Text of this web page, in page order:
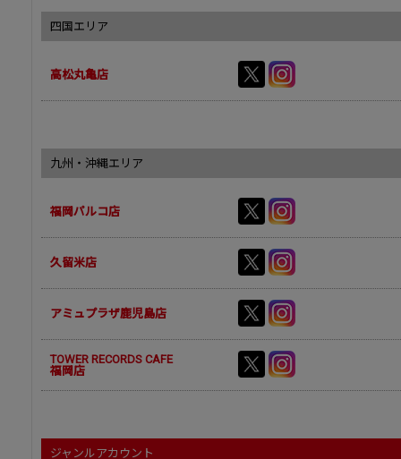
四国エリア
高松丸亀店
九州・沖縄エリア
福岡パルコ店
久留米店
アミュプラザ鹿児島店
TOWER RECORDS CAFE
福岡店
ジャンルアカウント